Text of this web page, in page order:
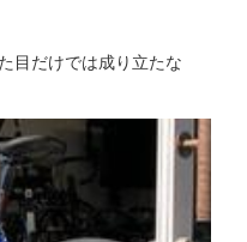
目だけでは成り立たな